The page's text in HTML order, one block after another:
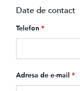
Date de contact
Telefon *
Adresa de e-mail *